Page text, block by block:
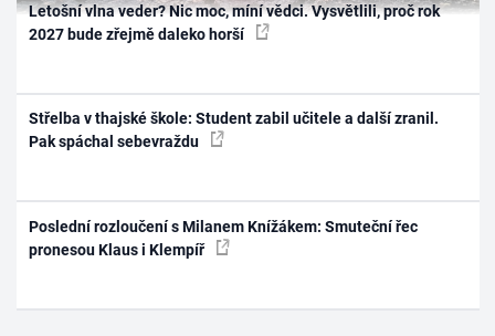
Letošní vlna veder? Nic moc, míní vědci. Vysvětlili, proč rok
2027 bude zřejmě daleko horší
Střelba v thajské škole: Student zabil učitele a další zranil.
Pak spáchal sebevraždu
Poslední rozloučení s Milanem Knížákem: Smuteční řec
pronesou Klaus i Klempíř